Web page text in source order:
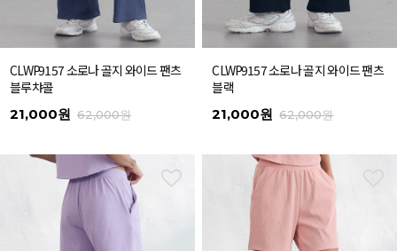
CLWP9157 소로나 골지 와이드 팬츠
블루챠콜
21,000원 62,000원
CLWP9157 소로나 골지 와이드 팬츠
블랙
21,000원 62,000원